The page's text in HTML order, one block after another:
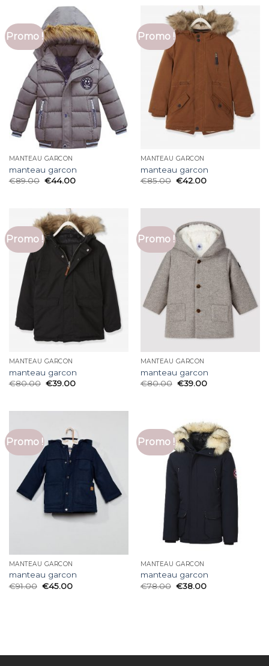
Promo !
MANTEAU GARCON
manteau garcon
€89.00 €44.00
Promo !
MANTEAU GARCON
manteau garcon
€85.00 €42.00
Promo !
MANTEAU GARCON
manteau garcon
€80.00 €39.00
Promo !
MANTEAU GARCON
manteau garcon
€80.00 €39.00
Promo !
MANTEAU GARCON
manteau garcon
€91.00 €45.00
Promo !
MANTEAU GARCON
manteau garcon
€78.00 €38.00